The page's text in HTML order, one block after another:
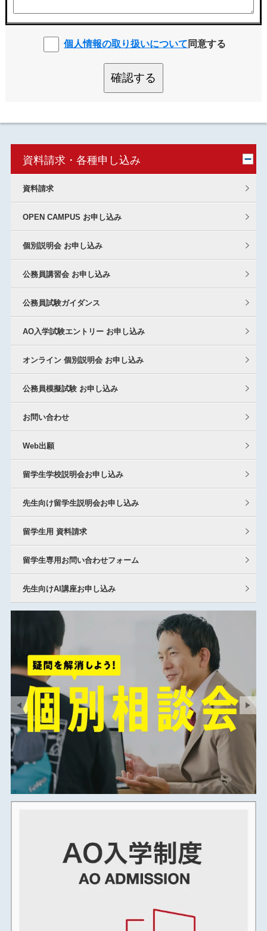
個人情報の取り扱いについて 同意する
確認する
資料請求・各種申し込み
資料請求
OPEN CAMPUS お申し込み
個別説明会 お申し込み
公務員講習会 お申し込み
公務員試験ガイダンス
AO入学試験エントリー お申し込み
オンライン 個別説明会 お申し込み
公務員模擬試験 お申し込み
お問い合わせ
Web出願
留学生学校説明会お申し込み
先生向け留学生説明会お申し込み
留学生用 資料請求
留学生専用お問い合わせフォーム
先生向けAI講座お申し込み